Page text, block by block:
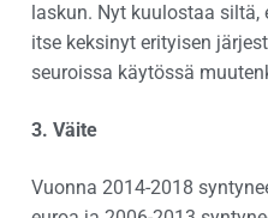
laskun. Nyt kuulostaa
itse keksinyt erityisen
seuroissa käytössä
3. Väite
Vuonna 2014-2018